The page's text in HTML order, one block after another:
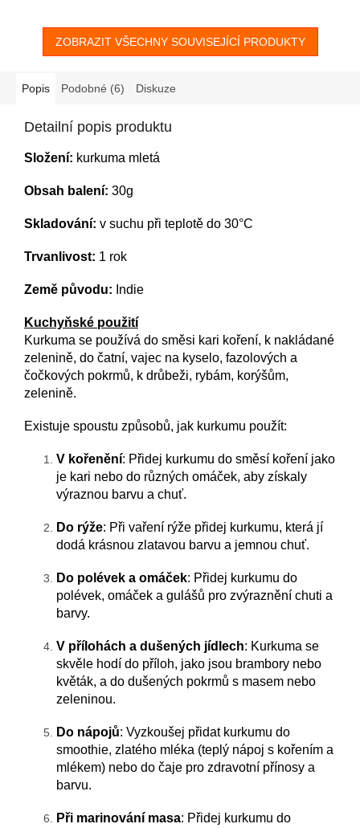
ZOBRAZIT VŠECHNY SOUVISEJÍCÍ PRODUKTY
Popis Podobné (6) Diskuze
Detailní popis produktu
Složení: kurkuma mletá
Obsah balení: 30g
Skladování: v suchu při teplotě do 30°C
Trvanlivost: 1 rok
Země původu: Indie
Kuchyňské použití
Kurkuma se používá do směsi kari koření, k nakládané
zelenině, do čatní, vajec na kyselo, fazolových a
čočkových pokrmů, k drůbeži, rybám, korýšům,
zelenině.
Existuje spoustu způsobů, jak kurkumu použít:
V kořenění: Přidej kurkumu do směsí koření jako
je kari nebo do různých omáček, aby získaly
výraznou barvu a chuť.
Do rýže: Při vaření rýže přidej kurkumu, která jí
dodá krásnou zlatavou barvu a jemnou chuť.
Do polévek a omáček: Přidej kurkumu do
polévek, omáček a gulášů pro zvýraznění chuti a
barvy.
V přílohách a dušených jídlech: Kurkuma se
skvěle hodí do příloh, jako jsou brambory nebo
květák, a do dušených pokrmů s masem nebo
zeleninou.
Do nápojů: Vyzkoušej přidat kurkumu do
smoothie, zlatého mléka (teplý nápoj s kořením a
mlékem) nebo do čaje pro zdravotní přínosy a
barvu.
Při marinování masa: Přidej kurkumu do